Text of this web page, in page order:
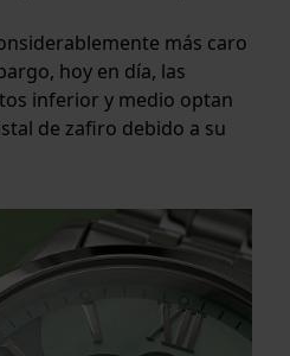
más caro
hoy en día, las
inferior y medio optan
de zafiro debido a su